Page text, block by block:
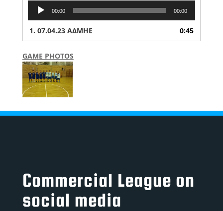
Audio
Player
00:00 00:00
1. 07.04.23 ΑΔΜΗΕ 0:45
GAME PHOTOS
Commercial League on
social media